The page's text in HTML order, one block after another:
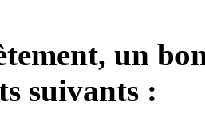
un
suivants :